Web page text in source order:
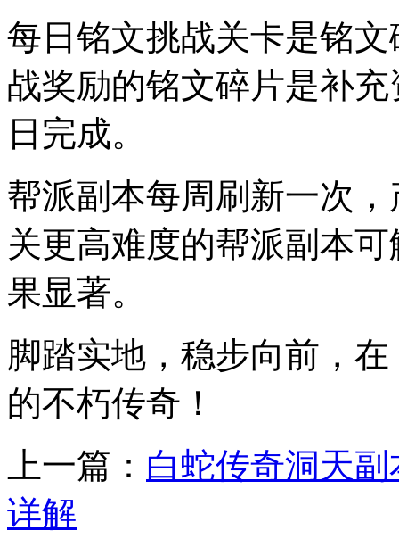
每日铭文挑战关卡是铭
战奖励的铭文碎片是补
日完成。
帮派副本每周刷新一次
关更高难度的帮派副本
果显著。
脚踏实地，稳步向前，
的不朽传奇！
上一篇： 白蛇传奇洞天
详解